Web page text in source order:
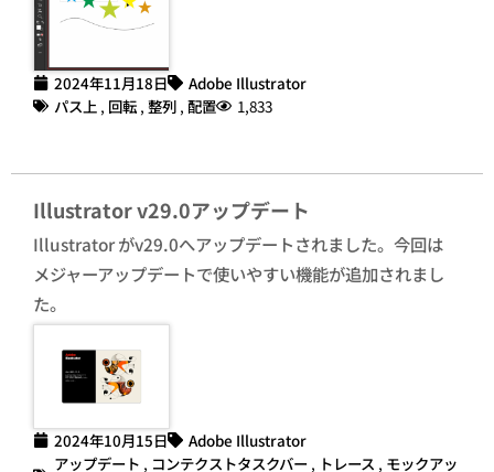
2024年11月18日
Adobe Illustrator
パス上 , 回転 , 整列 , 配置 1,833
Illustrator v29.0アップデート
Illustrator がv29.0へアップデートされました。今回は
メジャーアップデートで使いやすい機能が追加されまし
た。
2024年10月15日
Adobe Illustrator
アップデート , コンテクストタスクバー , トレース , モックアッ